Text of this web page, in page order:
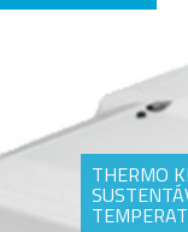
THERMO